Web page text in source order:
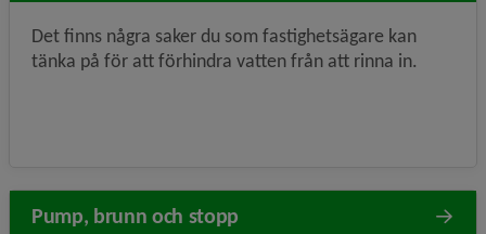
Det finns några saker du som fastighetsägare kan
tänka på för att förhindra vatten från att rinna in.
Pump, brunn och stopp